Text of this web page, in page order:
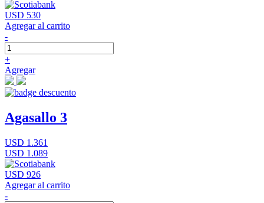
USD 530
Agregar al carrito
-
+
Agregar
Agasallo 3
USD 1.361
USD 1.089
USD 926
Agregar al carrito
-